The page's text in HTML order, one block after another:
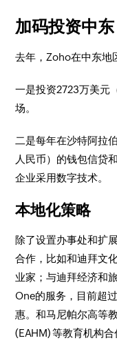
加码投资中东
去年，Zoho在中东地
一是投资2723万美元
场。
二是每年在沙特阿拉
人民币）的钱包信贷
企业采用数字技术。
本地化策略
除了设置办事处和扩
合作，比如和迪拜文
业家；与迪拜经济和
One的服务，目前超
惠。和马尼帕尔高等
(EAHM) 等教育机构